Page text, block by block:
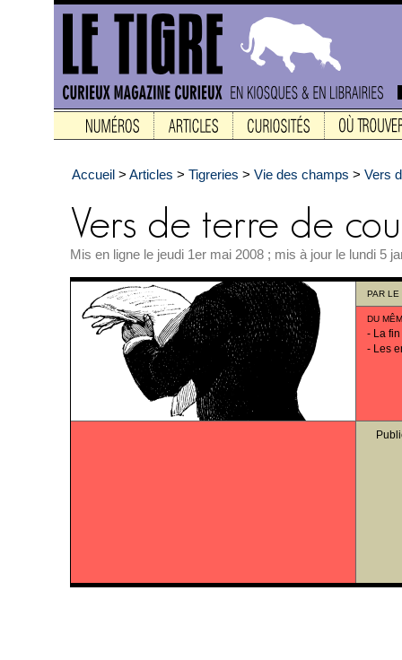
Accueil > Articles > Tigreries > Vie des champs > Vers
Mis en ligne le jeudi 1er mai 2008 ; mis à jour le lundi 5
PAR LE
DU
- La
- Les